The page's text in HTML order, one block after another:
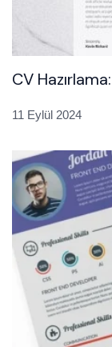
CV
11 Eylül 2024